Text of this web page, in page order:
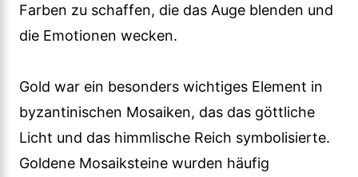
Farben zu schaffen, die das Auge blenden und
die Emotionen wecken.
Gold war ein besonders wichtiges Element in
byzantinischen Mosaiken, das das göttliche
Licht und das himmlische Reich symbolisierte.
Goldene Mosaiksteine wurden häufig